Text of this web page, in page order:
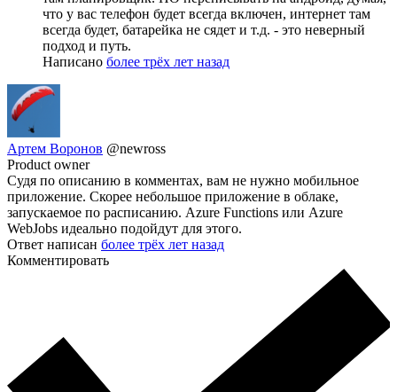
что у вас телефон будет всегда включен, интернет там
всегда будет, батарейка не сядет и т.д. - это неверный
подход и путь.
Написано более трёх лет назад
Артем Воронов @newross
Product owner
Судя по описанию в комментах, вам не нужно мобильное
приложение. Скорее небольшое приложение в облаке,
запускаемое по расписанию. Azure Functions или Azure
WebJobs идеально подойдут для этого.
Ответ написан более трёх лет назад
Комментировать